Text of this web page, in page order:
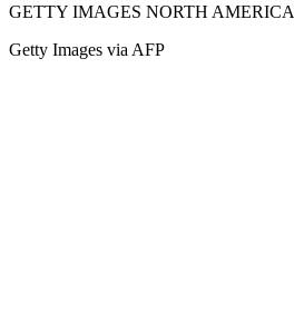
GETTY IMAGES NORTH AMERICA
Getty Images via AFP